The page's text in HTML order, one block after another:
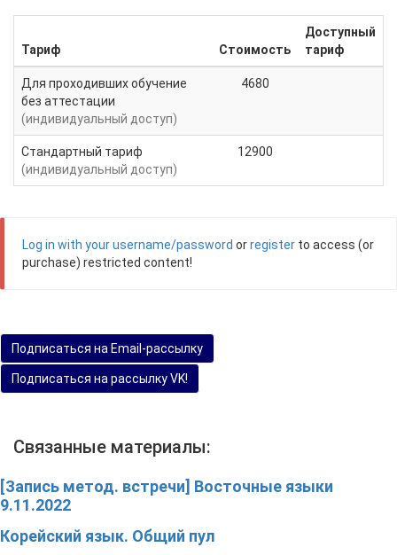
Тариф Стоимость
Доступный
тариф
Для проходивших обучение
без аттестации
(индивидуальный доступ)
4680
Стандартный тариф
(индивидуальный доступ)
12900
Log in with your username/password orregister to access (or
purchase) restricted content!
Подписаться на Email-рассылку
Подписаться на рассылку VK!
Связанные материалы:
[Запись метод. встречи] Восточные языки
9.11.2022
Корейский язык. Общий пул